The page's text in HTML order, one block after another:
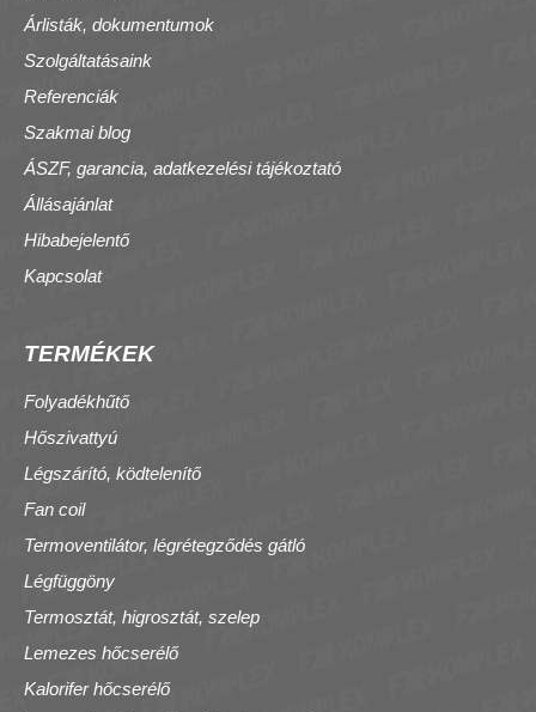
Árlisták, dokumentumok
Szolgáltatásaink
Referenciák
Szakmai blog
ÁSZF, garancia, adatkezelési tájékoztató
Állásajánlat
Hibabejelentő
Kapcsolat
TERMÉKEK
Folyadékhűtő
Hőszivattyú
Légszárító, ködtelenítő
Fan coil
Termoventilátor, légrétegződés gátló
Légfüggöny
Termosztát, higrosztát, szelep
Lemezes hőcserélő
Kalorifer hőcserélő